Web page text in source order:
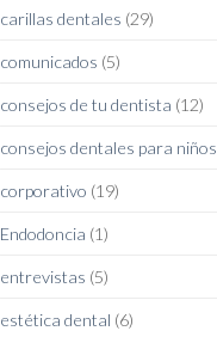
carillas dentales (29)
comunicados (5)
consejos de tu dentista (12)
consejos dentales para niños
corporativo (19)
Endodoncia (1)
entrevistas (5)
estética dental (6)